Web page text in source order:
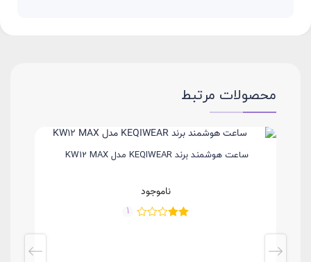
محصولات مرتبط
ساعت هوشمند برند KEQIWEAR مدل KW12 MAX
ناموجود
1